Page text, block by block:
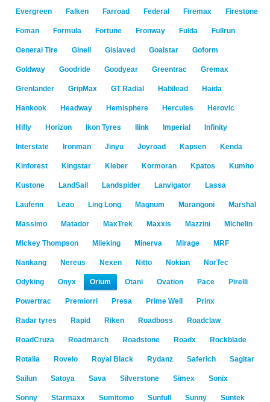
Evergreen Falken Farroad Federal Firemax Firestone
Foman Formula Fortune Fronway Fulda Fullrun
General Tire Ginell Gislaved Goalstar Goform
Goldway Goodride Goodyear Greentrac Gremax
Grenlander GripMax GT Radial Habilead Haida
Hankook Headway Hemisphere Hercules Herovic
Hifly Horizon Ikon Tyres Ilink Imperial Infinity
Interstate Ironman Jinyu Joyroad Kapsen Kenda
Kinforest Kingstar Kleber Kormoran Kpatos Kumho
Kustone LandSail Landspider Lanvigator Lassa
Laufenn Leao Ling Long Magnum Marangoni Marshal
Massimo Matador MaxTrek Maxxis Mazzini Michelin
Mickey Thompson Mileking Minerva Mirage MRF
Nankang Nereus Nexen Nitto Nokian NorTec
Odyking Onyx Orium Otani Ovation Pace Pirelli
Powertrac Premiorri Presa Prime Well Prinx
Radar tyres Rapid Riken Roadboss Roadclaw
RoadCruza Roadmarch Roadstone Roadx Rockblade
Rotalla Rovelo Royal Black Rydanz Saferich Sagitar
Sailun Satoya Sava Silverstone Simex Sonix
Sonny Starmaxx Sumitomo Sunfull Sunny Suntek